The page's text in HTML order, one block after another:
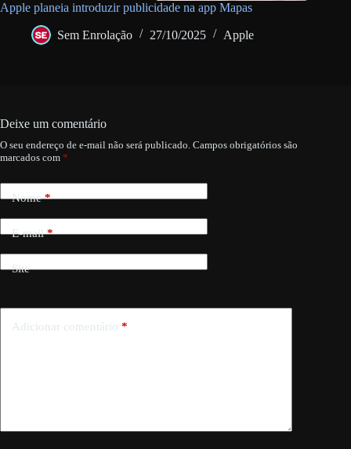
Apple planeia introduzir publicidade na app Mapas
Sem Enrolação 27/10/2025 Apple
Deixe um comentário
O seu endereço de e-mail não será publicado. Campos obrigatórios são
marcados com *
Nome*
E-mail*
Site
Adicionar comentário *